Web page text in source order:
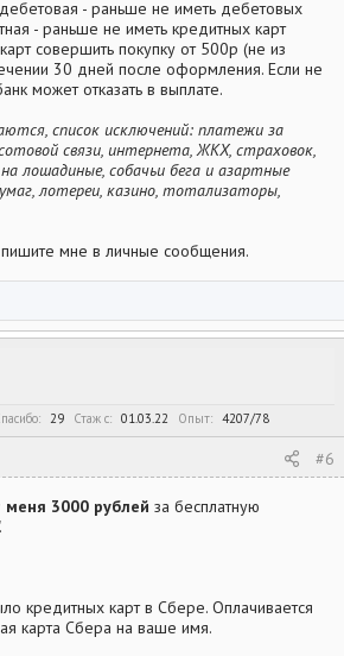
- раньше не иметь дебетовых
- раньше не иметь кредитных карт
совершить покупку от 500р (не из
30 дней после оформления. Если не
может отказать в выплате.
список исключений: платежи за
связи, интернета, ЖКХ, страховок,
лошадиные, собачьи бега и азартные
лотереи, казино, тотализаторы,
мне в личные сообщения.
29 Стаж c 01.03.22 Опыт 4207/78
#6
меня 3000 рублей за бесплатную
кредитных карт в Сбере. Оплачивается
карта Сбера на ваше имя.